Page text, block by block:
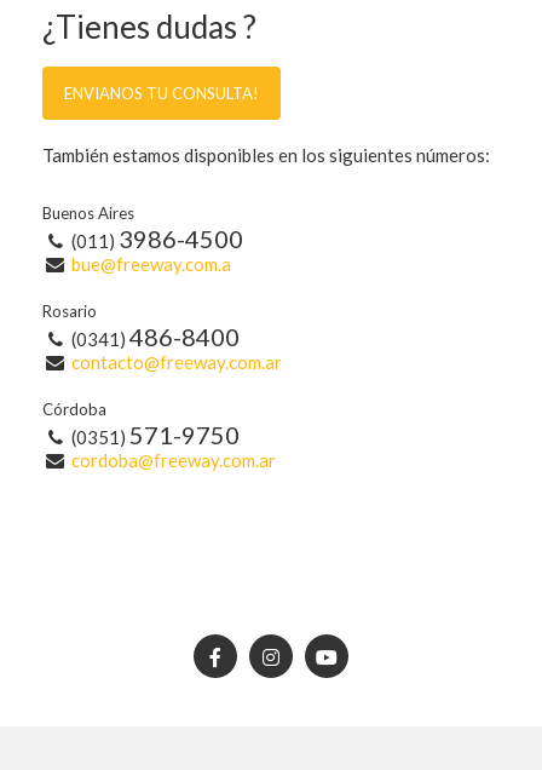
¿Tienes dudas ?
ENVIANOS TU CONSULTA!
También estamos disponibles en los siguientes números:
Buenos Aires
(011) 3986-4500
bue@freeway.com.a
Rosario
(0341) 486-8400
contacto@freeway.com.ar
Córdoba
(0351) 571-9750
cordoba@freeway.com.ar